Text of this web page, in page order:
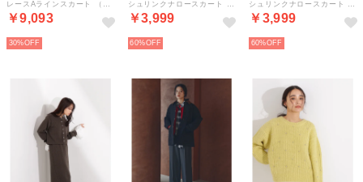
￥9,093
30%
￥3,999
60%
￥3,999
60%